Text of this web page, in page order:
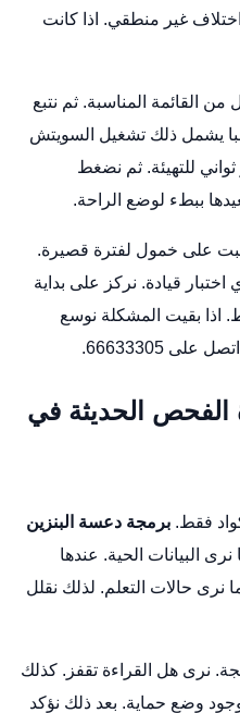
غير منطقي. اذا كانت
من القائمة المناسبة. ثم نتبع
يشمل ذلك تشغيل السويتش
للتهيئة. ثم نضغط
ببطء لوضع الراحة.
على خمول لفترة قصيرة.
قيادة. نركز على بداية
اذا بقيت المشكلة نوسع
66633305.
الفحص الحديثة في
فقط. برمجة دعسة البنزين
البيانات الحية. عندها
نرى حالات التعلم. لذلك نقلل
نرى هل القراءة تقفز. كذلك
وضع حماية. بعد ذلك نؤكد